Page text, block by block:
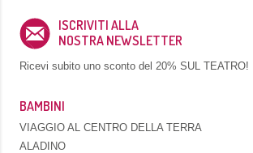
ISCRIVITI ALLA
NOSTRA NEWSLETTER
Ricevi subito uno sconto del 20% SUL TEATRO!
BAMBINI
VIAGGIO AL CENTRO DELLA TERRA
ALADINO